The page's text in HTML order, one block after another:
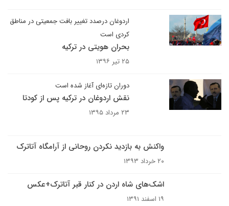
اردوغان درصدد تغییر بافت جمعیتی در مناطق
کردی است
بحران هویتی در ترکیه
۲۵ تیر ۱۳۹۶
دوران تازه‌ای آغاز شده است
نقش اردوغان در ترکیه پس از کودتا
۲۳ مرداد ۱۳۹۵
واکنش به بازدید نکردن روحانی از آرامگاه آتاترک
۲۰ خرداد ۱۳۹۳
اشک‌های شاه اردن در کنار قبر آتاترک+عکس
۱۹ اسفند ۱۳۹۱